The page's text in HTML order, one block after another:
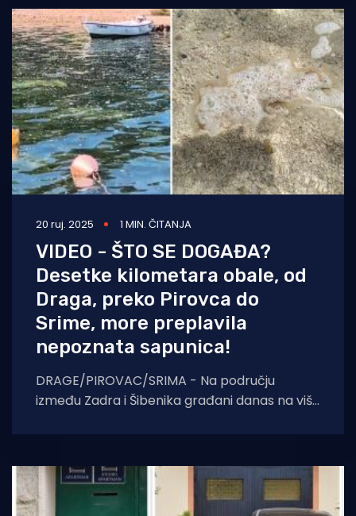
20 ruj. 2025 1 MIN. ČITANJA
VIDEO - ŠTO SE DOGAĐA?
Desetke kilometara obale, od
Draga, preko Pirovca do
Srime, more preplavila
nepoznata sapunica!
DRAGE/PIROVAC/SRIMA - Na području
između Zadra i Šibenika građani danas na više
sapunice